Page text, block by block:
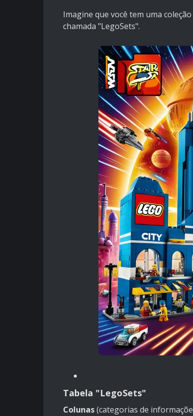
Imagine que você tem uma
chamada "LegoSets".
Tabela "LegoSets"
Colunas(categorias de